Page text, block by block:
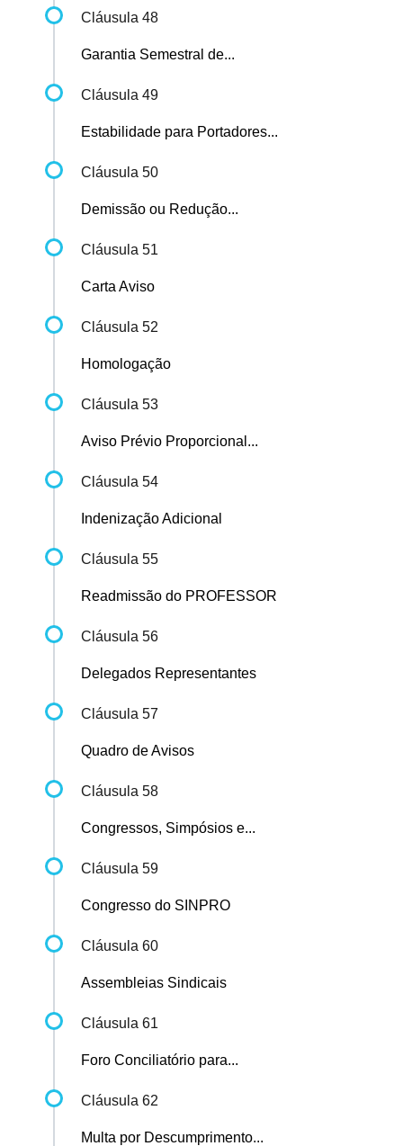
Cláusula 48
Garantia Semestral de...
Cláusula 49
Estabilidade para Portadores...
Cláusula 50
Demissão ou Redução...
Cláusula 51
Carta Aviso
Cláusula 52
Homologação
Cláusula 53
Aviso Prévio Proporcional...
Cláusula 54
Indenização Adicional
Cláusula 55
Readmissão do PROFESSOR
Cláusula 56
Delegados Representantes
Cláusula 57
Quadro de Avisos
Cláusula 58
Congressos, Simpósios e...
Cláusula 59
Congresso do SINPRO
Cláusula 60
Assembleias Sindicais
Cláusula 61
Foro Conciliatório para...
Cláusula 62
Multa por Descumprimento...